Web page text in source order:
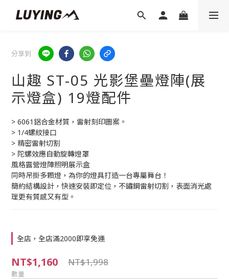
分享到
山趣 ST-05 光影堡壘燈陣(展
示燈盒) 19燈配件
> 6061鋁合金材質，雷射刻印圖案。
> 1/4螺紋接口
> 精密雷射切割
> 陀螺效應自動旋轉燈罩
風格露營燈陣照明展示盒
同時吊掛多顆燈，為你的燈具打造一台專屬舞台！
簡約結構設計，快速安裝即定位，不鏽鋼雷射切割，表面消光處
理更有質感又有型。
全店，全店滿2000即享免運
NT$1,160 NT$1,998
數量